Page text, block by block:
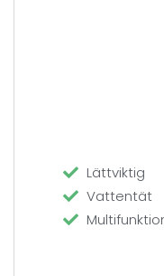
Lättviktig
Vattentät